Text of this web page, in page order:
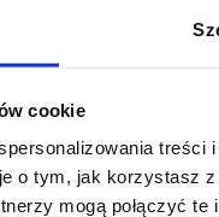
cookie
treści
o tym, jak korzystasz
mogą połączyć